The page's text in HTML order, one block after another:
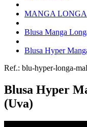
MANGA LONGA
Blusa Manga
Blusa Hyper
Ref.: blu-hyper-longa-
Blusa Hyper
(Uva)